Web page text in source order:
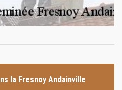
la Fresnoy Andainville